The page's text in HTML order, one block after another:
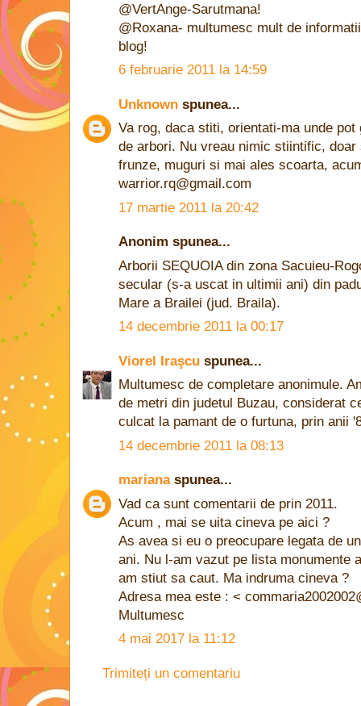
@VertAnge-Sarutmana!
@Roxana- multumesc mult de
blog!
6 februarie 2011 la 14:59
Unknown spunea...
Va rog, daca stiti, orientati-ma unde
de arbori. Nu vreau nimic stiintific,
frunze, muguri si mai ales scoarta,
warrior.rq@gmail.com
17 martie 2011 la 20:42
Anonim spunea...
Arborii SEQUOIA din zona Sacuieu-
secular (s-a uscat in ultimii ani) din
Mare a Brailei (jud. Braila).
14 decembrie 2011 la 00:17
Viorel Iraşcu spunea...
Multumesc de completare anonimule.
de metri din judetul Buzau, considerat
culcat la pamant de o furtuna, prin anii
14 decembrie 2011 la 08:13
marianaspunea...
Vad ca sunt comentarii de prin 2011.
Acum , mai se uita cineva pe aici ?
As avea si eu o preocupare legata de
ani. Nu l-am vazut pe lista monumente
am stiut sa caut. Ma indruma cineva ?
Adresa mea este : <
Multumesc
4 mai 2017 la 11:12
Trimiteți un comentariu